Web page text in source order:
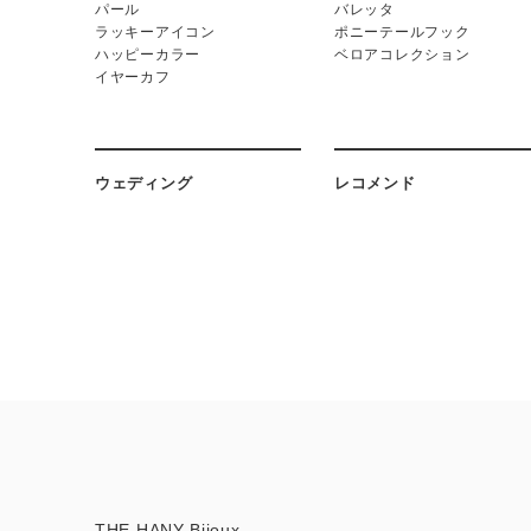
パール
ラッキーアイコン
ハッピーカラー
イヤーカフ
バレッタ
ポニーテールフック
ベロアコレクション
ウェディング レコメンド